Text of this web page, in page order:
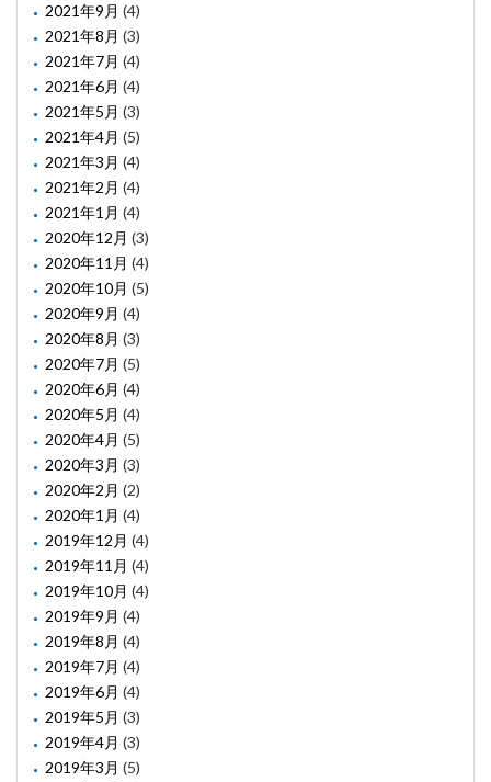
2021年9月 (4)
2021年8月 (3)
2021年7月 (4)
2021年6月 (4)
2021年5月 (3)
2021年4月 (5)
2021年3月 (4)
2021年2月 (4)
2021年1月 (4)
2020年12月 (3)
2020年11月 (4)
2020年10月 (5)
2020年9月 (4)
2020年8月 (3)
2020年7月 (5)
2020年6月 (4)
2020年5月 (4)
2020年4月 (5)
2020年3月 (3)
2020年2月 (2)
2020年1月 (4)
2019年12月 (4)
2019年11月 (4)
2019年10月 (4)
2019年9月 (4)
2019年8月 (4)
2019年7月 (4)
2019年6月 (4)
2019年5月 (3)
2019年4月 (3)
2019年3月 (5)